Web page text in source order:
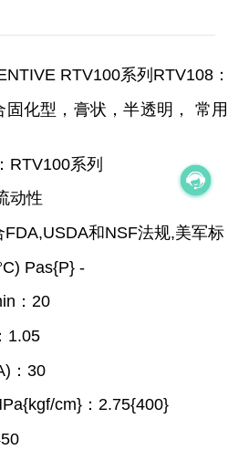
RTV100系列RTV108
固化型，膏状，半透明， 常
RTV100系列
动性
FDA,USDA和NSF法规,美军标
Pas{P} -
：20
1.05
：30
cm}：2.75{400}